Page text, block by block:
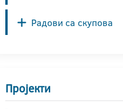
Радови са скупова
Пројекти